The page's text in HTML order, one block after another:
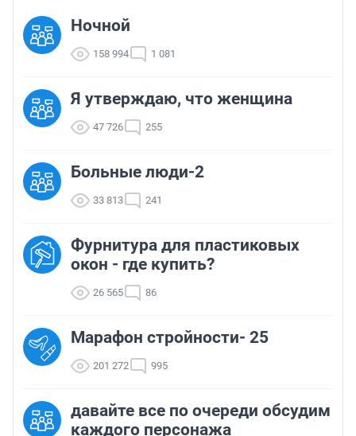
Ночной
158 994 1 081
Я утверждаю, что женщина
47 726 255
Больные люди-2
33 813 241
Фурнитура для пластиковых
окон - где купить?
26 565 86
Марафон стройности- 25
201 272 995
давайте все по очереди обсудим
каждого персонажа